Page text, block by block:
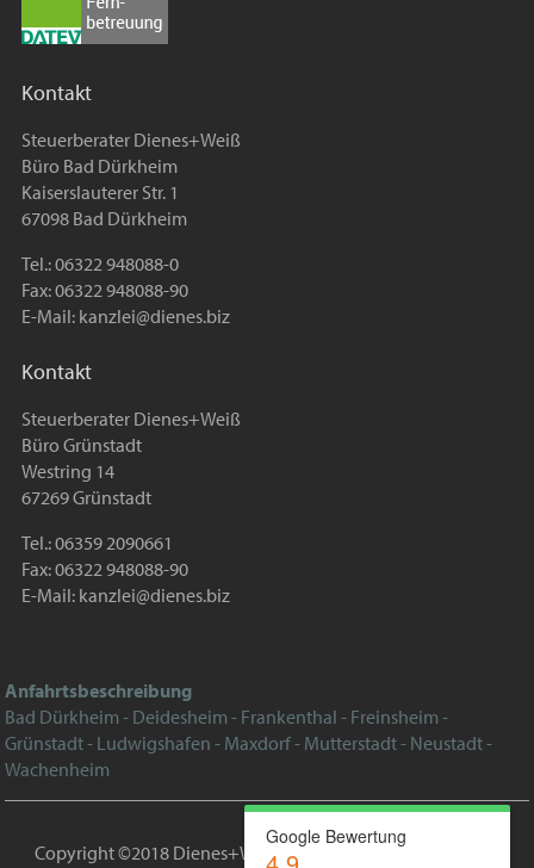
Kontakt
Steuerberater Dienes+Weiß
Büro Bad Dürkheim
Kaiserslauterer Str. 1
67098 Bad Dürkheim
Tel.: 06322 948088-0
Fax: 06322 948088-90
E-Mail: kanzlei@dienes.biz
Kontakt
Steuerberater Dienes+Weiß
Büro Grünstadt
Westring 14
67269 Grünstadt
Tel.: 06359 2090661
Fax: 06322 948088-90
E-Mail: kanzlei@dienes.biz
Anfahrtsbeschreibung
Bad Dürkheim - Deidesheim - Frankenthal - Freinsheim -
Grünstadt - Ludwigshafen - Maxdorf - Mutterstadt - Neustadt -
Wachenheim
Copyright ©2018 Dienes+Weiß |Impressum Datenschutz
Google Bewertung